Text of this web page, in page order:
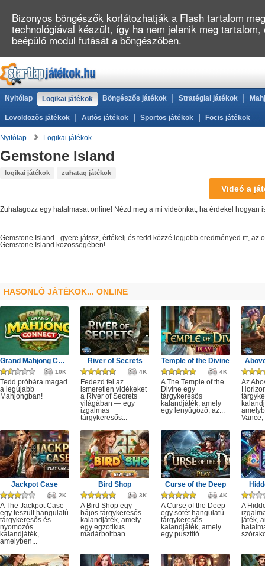
Nyitólap Logikai játékok Böngészős játékok Stratégiai játékok
Lövöldözős játékok Autós játékok Sportos játékok Focis játékok
Nyitólap Logikai játékok
Gemstone Island
logikai játékok zuhatag játékok
Videó a
Zuhatagozz egy hatalmasat online! Nézd meg a mi videónkat, ha érdekel hogyan
Gemstone Island - gyere játssz, értékelj és tedd közzé legjobb eredményed itt, az
Gemstone Island közösségében!
HASONLÓ JÁTÉKOK... ONLINE
Grand Mahjong Connect
10K
Tedd próbára magad
a legújabb
Mahjongban!
River of Secrets
4K
Fedezd fel az
ismeretlen vidékeket
a River of Secrets
világában — egy
izgalmas
tárgykeresős...
Temple of the Divine
4K
A The Temple of the
Divine egy
tárgykeresős
kalandjáték, amely
egy lenyűgöző, az...
Az
Vance,
Jackpot Case
2K
A The Jackpot Case
egy feszült hangulatú
tárgykeresős és
nyomozós
kalandjáték,
amelyben...
Bird Shop
3K
A Bird Shop egy
bájos tárgykeresős
kalandjáték, amely
egy egzotikus
madárboltban...
Curse of the Deep
4K
A Curse of the Deep
egy sötét hangulatú
tárgykeresős
kalandjáték, amely
egy pusztító...
A
játék,
Bizonyos böngészők korlátozhatják a Flash tartalom
technológiával készült, így ha nem jelenik meg
beépülő modul futását a böngészőben.